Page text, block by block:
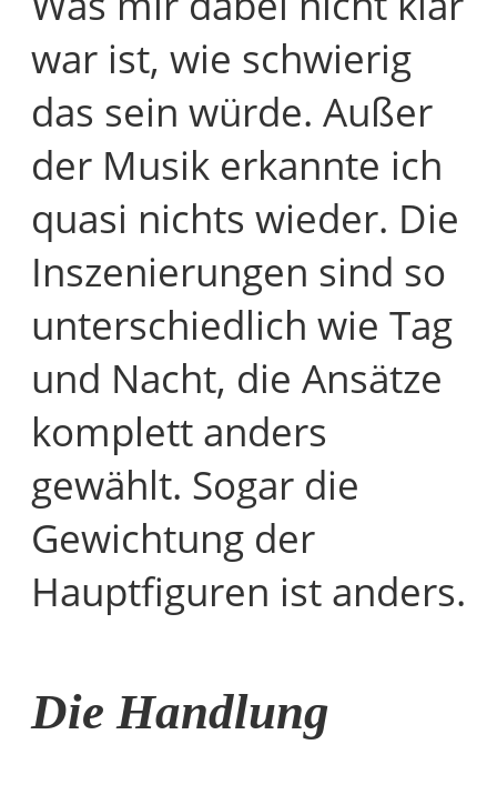
war ist, wie schwierig
das sein würde. Außer
der Musik erkannte ich
quasi nichts wieder. Die
Inszenierungen sind so
unterschiedlich wie Tag
und Nacht, die Ansätze
komplett anders
gewählt. Sogar die
Gewichtung der
Hauptfiguren ist anders.
Die Handlung